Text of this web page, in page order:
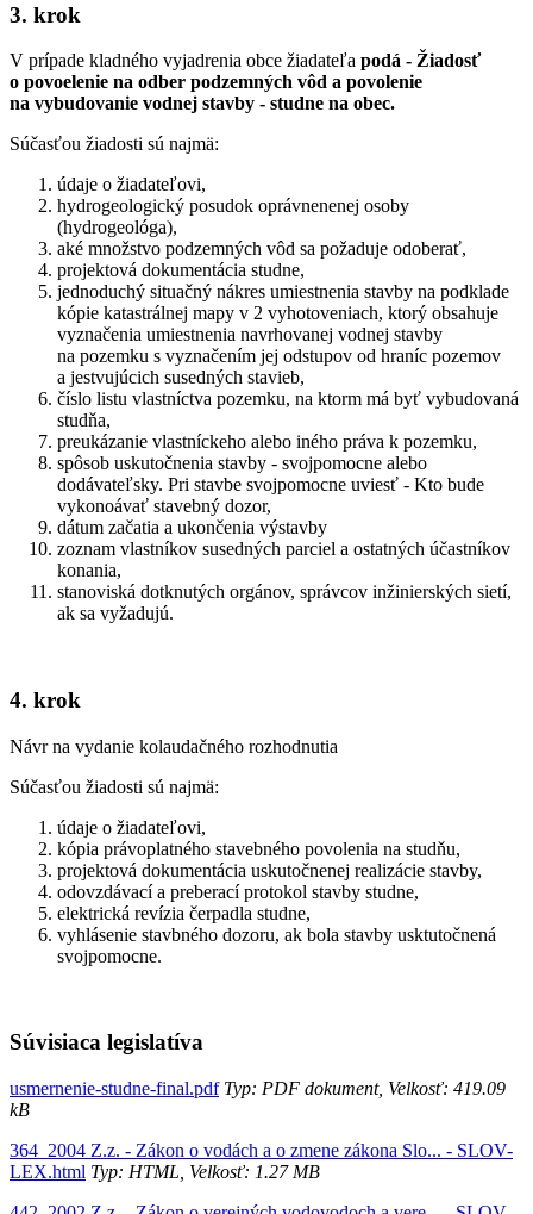
3. krok
V prípade kladného vyjadrenia obce žiadateľa podá - Žiadosť
o povoelenie na odber podzemných vôd a povolenie
na vybudovanie vodnej stavby - studne na obec.
Súčasťou žiadosti sú najmä:
údaje o žiadateľovi,
hydrogeologický posudok oprávnenenej osoby
(hydrogeológa),
aké množstvo podzemných vôd sa požaduje odoberať,
projektová dokumentácia studne,
jednoduchý situačný nákres umiestnenia stavby na podklade
kópie katastrálnej mapy v 2 vyhotoveniach, ktorý obsahuje
vyznačenia umiestnenia navrhovanej vodnej stavby
na pozemku s vyznačením jej odstupov od hraníc pozemov
a jestvujúcich susedných stavieb,
číslo listu vlastníctva pozemku, na ktorm má byť vybudovaná
studňa,
preukázanie vlastníckeho alebo iného práva k pozemku,
spôsob uskutočnenia stavby - svojpomocne alebo
dodávateľsky. Pri stavbe svojpomocne uviesť - Kto bude
vykonoávať stavebný dozor,
dátum začatia a ukončenia výstavby
zoznam vlastníkov susedných parciel a ostatných účastníkov
konania,
stanoviská dotknutých orgánov, správcov inžinierských sietí,
ak sa vyžadujú.
4. krok
Návr na vydanie kolaudačného rozhodnutia
Súčasťou žiadosti sú najmä:
údaje o žiadateľovi,
kópia právoplatného stavebného povolenia na studňu,
projektová dokumentácia uskutočnenej realizácie stavby,
odovzdávací a preberací protokol stavby studne,
elektrická revízia čerpadla studne,
vyhlásenie stavbného dozoru, ak bola stavby usktutočnená
svojpomocne.
Súvisiaca legislatíva
usmernenie-studne-final.pdfTyp: PDF dokument, Velkosť: 419.09
kB
364_2004 Z.z. - Zákon o vodách a o zmene zákona Slo... - SLOV-
LEX.html Typ: HTML, Velkosť: 1.27 MB